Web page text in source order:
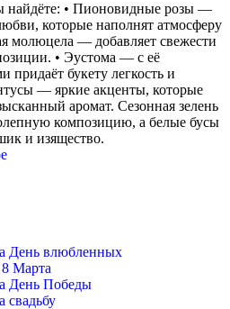
найдёте: • Пионовидные розы —
которые наполнят атмосферу
молюцела — добавляет свежести
• Эустома — с её
придаёт букету легкость и
— яркие акценты, которые
аромат. Сезонная зелень
композицию, а белые бусы
и изящество.
День влюбленных
Марта
День Победы
свадьбу